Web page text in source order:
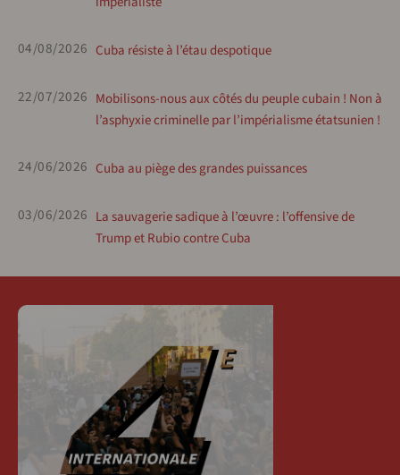
04/08/2026 Cuba résiste à l’étau despotique
22/07/2026 Mobilisons-nous aux côtés du peuple cubain ! Non à
l’asphyxie criminelle par l’impérialisme étatsunien !
24/06/2026 Cuba au piège des grandes puissances
03/06/2026 La sauvagerie sadique à l’œuvre : l’offensive de
Trump et Rubio contre Cuba